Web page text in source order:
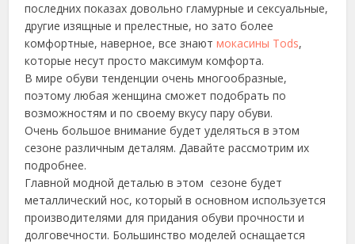
последних показах довольно гламурные и сексуальные,
другие изящные и прелестные, но зато более
комфортные, наверное, все знаютмокасины Tods,
которые несут просто максимум комфорта.
В мире обуви тенденции очень многообразные,
поэтому любая женщина сможет подобрать по
возможностям и по своему вкусу пару обуви.
Очень большое внимание будет уделяться в этом
сезоне различным деталям. Давайте рассмотрим их
подробнее.
Главной модной деталью в этом сезоне будет
металлический нос, который в основном используется
производителями для придания обуви прочности и
долговечности. Большинство моделей оснащается